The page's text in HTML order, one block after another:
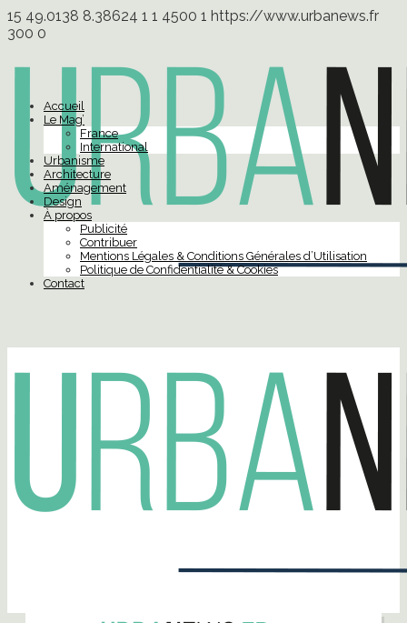
15 49.0138 8.38624 1 1 4500 1 https://www.urbanews.fr
300 0
Accueil
Le Mag’
France
International
Urbanisme
Architecture
Aménagement
Design
À propos
Publicité
Contribuer
Mentions Légales & Conditions Générales d’Utilisation
Politique de Confidentialité & Cookies
Contact